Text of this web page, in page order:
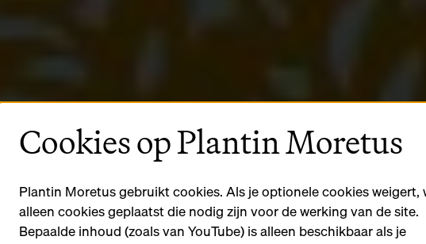
Cookies op Plantin Moretus
Plantin Moretus gebruikt cookies. Als je optionele cookies weigert,
alleen cookies geplaatst die nodig zijn voor de werking van de site.
Bepaalde inhoud (zoals van YouTube) is alleen beschikbaar als je